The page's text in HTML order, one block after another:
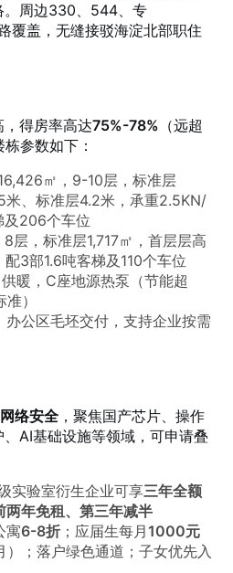
。周边330、544、专
覆盖，无缝接驳海淀北部职住
，得房率高达75%-78% （远超
参数如下：
㎡，9-10层，标准层
米、标准层4.2米，承重2.5KN/
及206个车位
8层，标准层1,717㎡，首层层高
3部1.6吨客梯及110个车位
暖，C座地源热泵（节能超
）
办公区毛坯交付，支持企业按需
络安全 ，聚焦国产芯片、操作
AI基础设施等领域，可申请叠
实验室衍生企业可享三年全额
两年免租、第三年减半
寓6-8折 ；应届生每月1000元
）；落户绿色通道；子女优先入